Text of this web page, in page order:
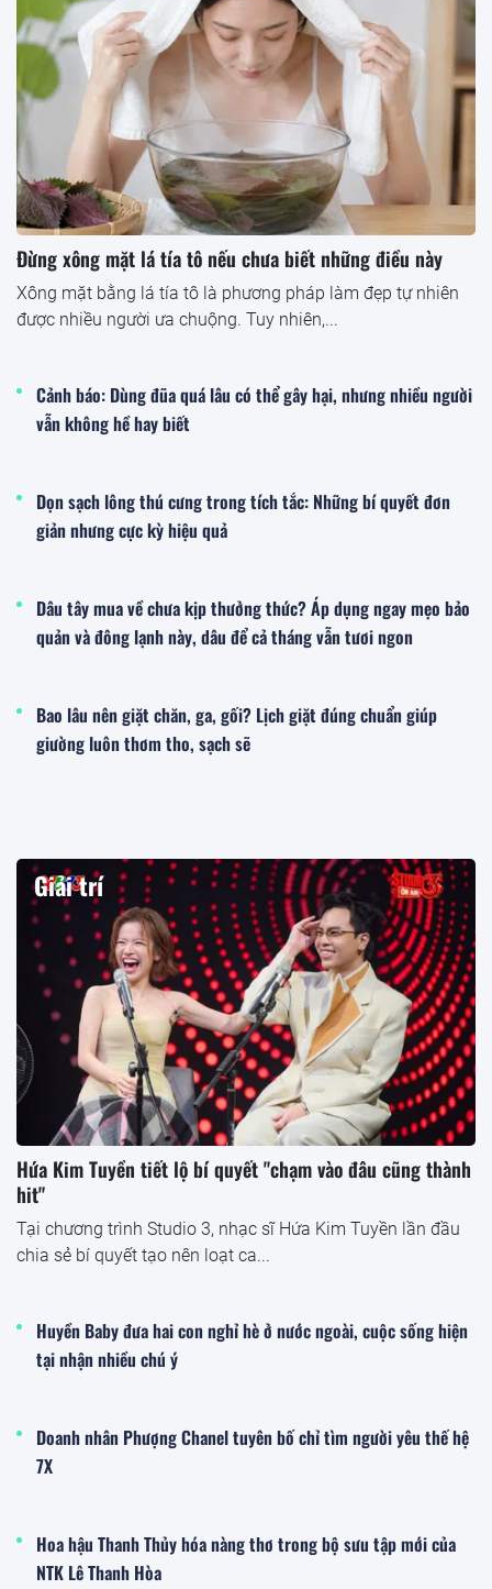
Đừng xông mặt lá tía tô nếu chưa biết những điều này
Xông mặt bằng lá tía tô là phương pháp làm đẹp tự nhiên
được nhiều người ưa chuộng. Tuy nhiên,...
Cảnh báo: Dùng đũa quá lâu có thể gây hại, nhưng nhiều người
vẫn không hề hay biết
Dọn sạch lông thú cưng trong tích tắc: Những bí quyết đơn
giản nhưng cực kỳ hiệu quả
Dâu tây mua về chưa kịp thưởng thức? Áp dụng ngay mẹo bảo
quản và đông lạnh này, dâu để cả tháng vẫn tươi ngon
Bao lâu nên giặt chăn, ga, gối? Lịch giặt đúng chuẩn giúp
giường luôn thơm tho, sạch sẽ
Giải trí
Hứa Kim Tuyền tiết lộ bí quyết "chạm vào đâu cũng thành
hit"
Tại chương trình Studio 3, nhạc sĩ Hứa Kim Tuyền lần đầu
chia sẻ bí quyết tạo nên loạt ca...
Huyền Baby đưa hai con nghỉ hè ở nước ngoài, cuộc sống hiện
tại nhận nhiều chú ý
Doanh nhân Phượng Chanel tuyên bố chỉ tìm người yêu thế hệ
7X
Hoa hậu Thanh Thủy hóa nàng thơ trong bộ sưu tập mới của
NTK Lê Thanh Hòa